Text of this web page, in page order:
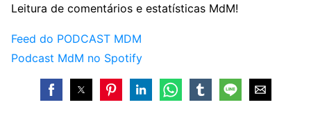
Leitura de comentários e estatísticas MdM!
Feed do PODCAST MDM
Podcast MdM no Spotify